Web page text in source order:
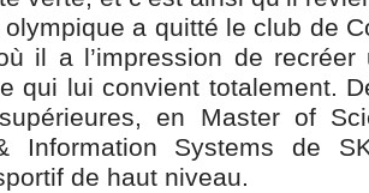
a quitté le club de
il a l’impression de
qui lui convient totalement.
en Master of
Information Systems de
de haut niveau.